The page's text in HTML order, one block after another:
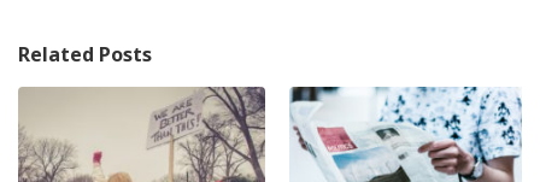
Related Posts